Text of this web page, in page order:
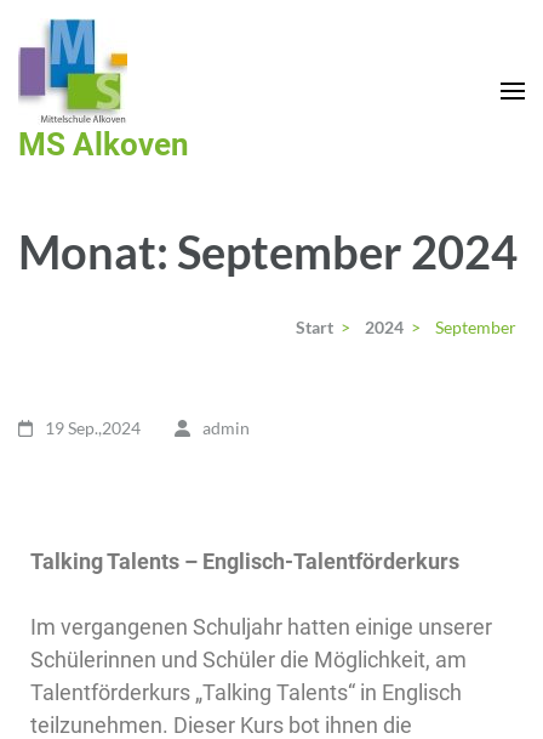
MS Alkoven
Monat: September 2024
Start > 2024 > September
19 Sep.,2024 admin
Talking Talents – Englisch-Talentförderkurs
Im vergangenen Schuljahr hatten einige unserer
Schülerinnen und Schüler die Möglichkeit, am
Talentförderkurs „Talking Talents“ in Englisch
teilzunehmen. Dieser Kurs bot ihnen die